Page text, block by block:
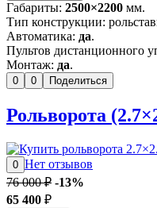
Габариты: 2500×2200 мм.
Тип конструкции:
Автоматика: да.
Пультов дистанционного
Монтаж: да.
0 0 Поделиться
Рольворота
0 Нет отзывов
76 000 ₽ -13%
65 400 ₽